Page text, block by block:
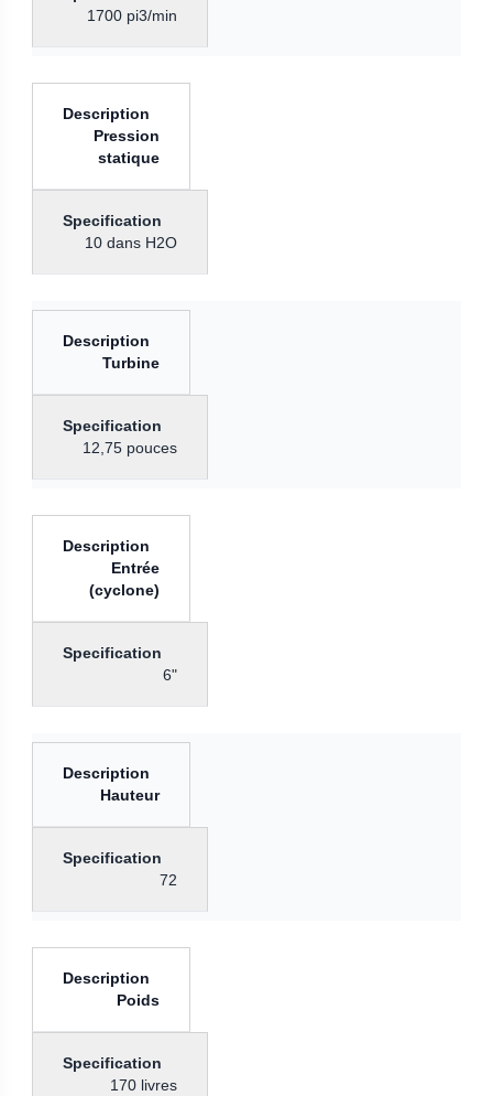
1700 pi3/min
Pression
statique
10 dans H2O
Turbine
12,75 pouces
Entrée
(cyclone)
6"
Hauteur
72
Poids
170 livres